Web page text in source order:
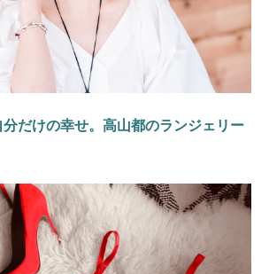
だけの幸せ。高山都のランジェリー